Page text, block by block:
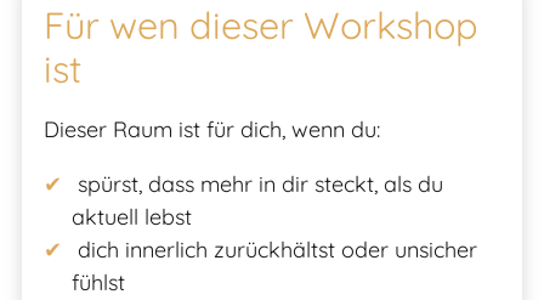
Für wen dieser Workshop
ist
Dieser Raum ist für dich, wenn du:
spürst, dass mehr in dir steckt, als du
aktuell lebst
dich innerlich zurückhältst oder unsicher
fühlst